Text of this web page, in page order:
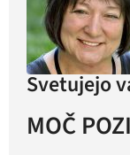
Svetujejo
MOČ